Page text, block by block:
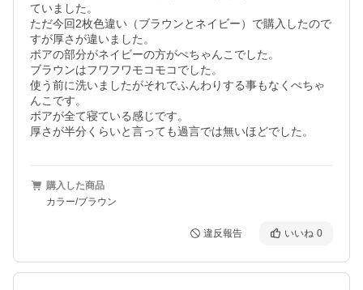
ていました。
ただ今回2枚色違い（ブラウンとネイビー）で購入したので
すが厚さが違いました。
ボアの部分がネイビーの方がぺちゃんこでした。
ブラウンはフワフワモコモコでした。
使う前に洗いましたがそれでふんわりする事もなくぺちゃ
んこです。
ボアが全て寝ている感じです。
厚さが半分くらいと言っても過言では無いほどでした。
購入した商品
カラー/ブラウン
違反報告 いいね 0